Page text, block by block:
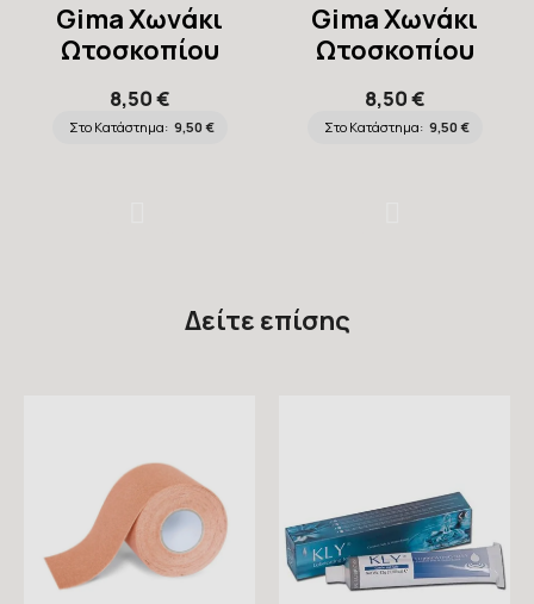
Gima Χωνάκι
Ωτοσκοπίου
Μαύρο 4mm,
31488, 250
τεμάχια
8,50 €
Στο Κατάστημα: 9,50 €
Gima Χωνάκι
Ωτοσκοπίου
Μαύρο 2,5mm,
31487, 250
τεμάχια
8,50 €
Στο Κατάστημα: 9,50 €
Δείτε επίσης